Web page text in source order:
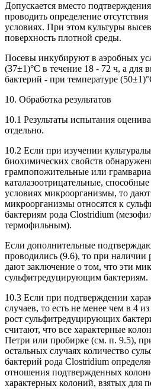
Допускается вместо
проводить определение
условиях. При этом культуры
поверхность плотной среды.
Посевы инкубируют в аэробных
(37±1)°С в течение 18 - 72 ч, а для
бактерий - при температуре
10. Обработка результатов
10.1 Результаты испытания
отдельно.
10.2 Если при изучении
биохимических свойств
грампопожительные или
каталазоотрицательные,
условиях микроорганизмы, то
микроорганизмы относятся к
бактериям рода Clostridium
термофильным).
Если дополнительные
проводились (9.6), то при наличии
дают заключение о том, что эти
сульфитредуцирующим бактериям.
10.3 Если при подтверждении
случаев, то есть не менее чем в 4
рост сульфитредуцирующих
считают, что все характерные
Петри или пробирке (см. п. 9.5),
остальных случаях количество
бактерий рода Clostridium
отношения подтвержденных
характерных колоний, взятых для